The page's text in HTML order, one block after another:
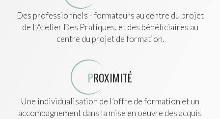
Des professionnels - formateurs au centre du projet
de l’Atelier Des Pratiques, et des bénéficiaires au
centre du projet de formation.
PROXIMITÉ
Une individualisation de l’offre de formation et un
accompagnement dans la mise en oeuvre des acquis